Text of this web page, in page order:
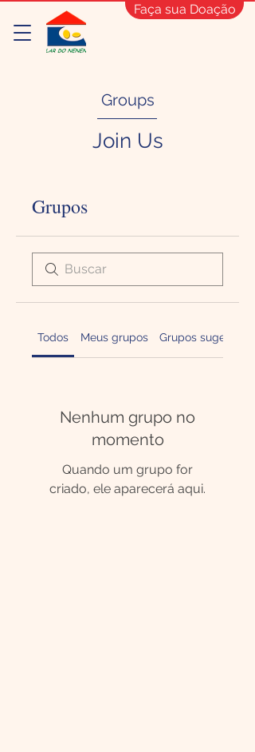
Faça sua Doação
Groups
Join Us
Grupos
Todos Meus grupos Grupos sugeridos
Nenhum grupo no
momento
Quando um grupo for
criado, ele aparecerá aqui.